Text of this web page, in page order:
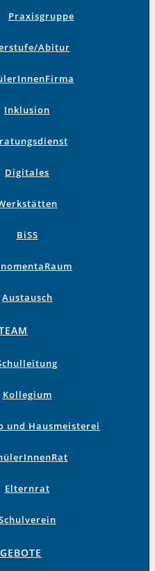
Praxisgruppe
Abitur
Inklusion
Digitales
BiSS
Austausch
Kollegium
und Hausmeisterei
Elternrat